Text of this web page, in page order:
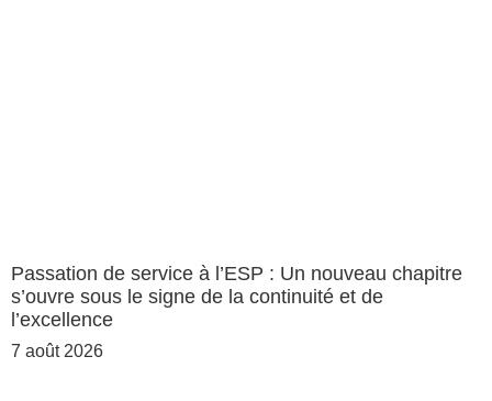
Passation de service à l’ESP : Un nouveau chapitre
s’ouvre sous le signe de la continuité et de
l’excellence
7 août 2026